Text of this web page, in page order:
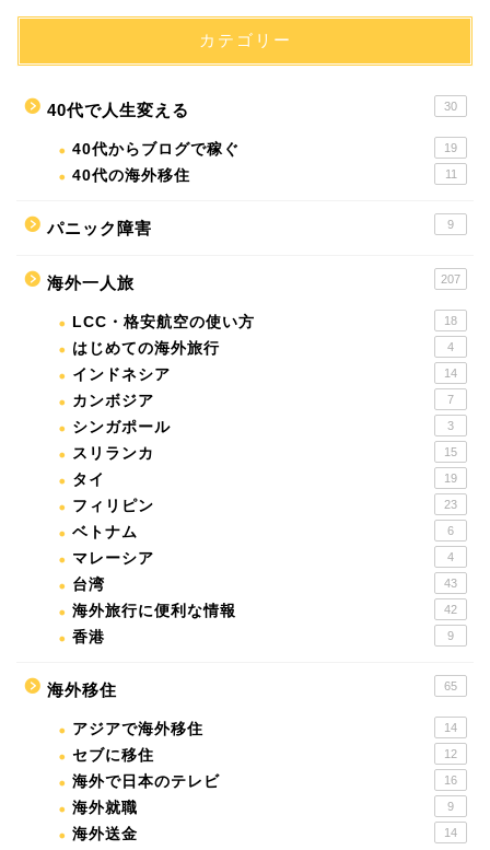
カテゴリー
40代で人生変える 30
40代からブログで稼ぐ 19
40代の海外移住 11
パニック障害 9
海外一人旅 207
LCC・格安航空の使い方 18
はじめての海外旅行 4
インドネシア 14
カンボジア 7
シンガポール 3
スリランカ 15
タイ 19
フィリピン 23
ベトナム 6
マレーシア 4
台湾 43
海外旅行に便利な情報 42
香港 9
海外移住 65
アジアで海外移住 14
セブに移住 12
海外で日本のテレビ 16
海外就職 9
海外送金 14